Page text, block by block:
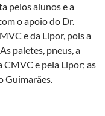
pelos alunos e a
o apoio do Dr.
e da Lipor, pois a
paletes, pneus, a
CMVC e pela Lipor; as
Guimarães.